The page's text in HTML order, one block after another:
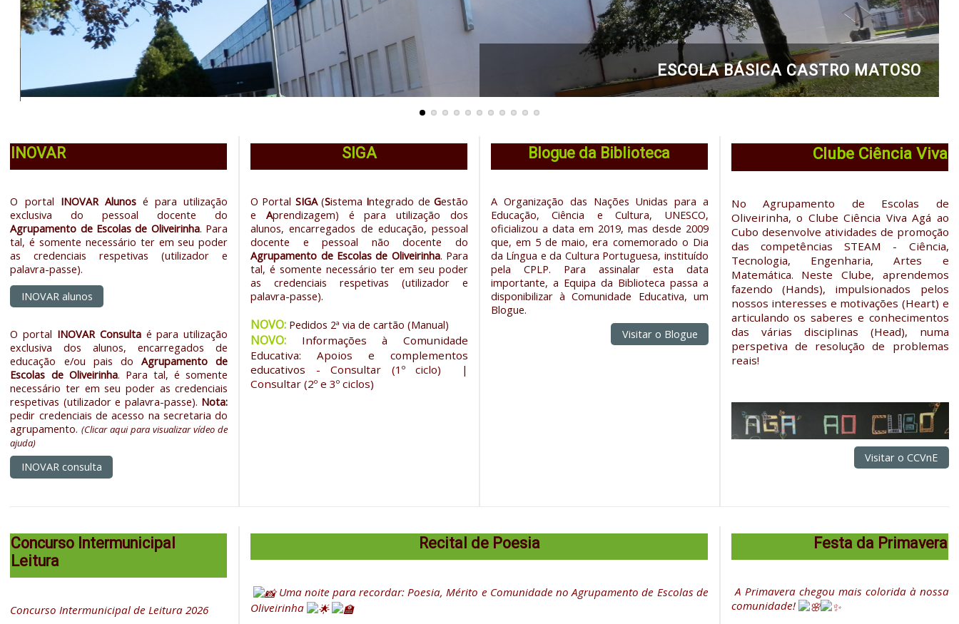
ESCOLA BÁSICA DA COSTA DO VALADO
INOVAR
O portal INOVAR Alunosé para utilização
exclusiva do pessoal docente do
Agrupamento de Escolas de Oliveirinha. Para
tal, é somente necessário ter em seu poder
as credenciais respetivas (utilizador e
palavra-passe).
INOVAR alunos
O portal INOVAR Consultaé para utilização
exclusiva dos alunos, encarregados de
educação e/ou pais doAgrupamento de
Escolas de Oliveirinha. Para tal, é somente
necessário ter em seu poder as credenciais
respetivas (utilizador e palavra-passe). Nota:
pedir credenciais de acesso na secretaria do
agrupamento.(Clicar aqui para visualizar vídeo de
ajuda)
INOVAR consulta
SIGA
O Portal SIGA(Sistema Integrado de Gestão
e Aprendizagem) é para utilização dos
alunos, encarregados de educação, pessoal
docente e pessoal não docente do
Agrupamento de Escolas de Oliveirinha. Para
tal, é somente necessário ter em seu poder
as credenciais respetivas (utilizador e
palavra-passe).
NOVO: Pedidos 2ª via de cartão (Manual)
NOVO:
Informações à Comunidade
Educativa: Apoios e complementos
educativos -Consultar (1º ciclo) |
Consultar (2º e 3º ciclos)
Blogue da Biblioteca
A Organização das Nações Unidas para a
Educação, Ciência e Cultura, UNESCO,
oficializou a data em 2019, mas desde 2009
que, em 5 de maio, era comemorado o Dia
da Língua e da Cultura Portuguesa, instituído
pela CPLP. Para assinalar esta data
importante, a Equipa da Biblioteca passa a
disponibilizar à Comunidade Educativa, um
Blogue.
Visitar o Blogue
Clube Ciência Viva
No Agrupamento de Escolas de
Oliveirinha, o Clube Ciência Viva Agá ao
Cubo desenvolve atividades de promoção
das competências STEAM - Ciência,
Tecnologia, Engenharia, Artes e
Matemática. Neste Clube, aprendemos
fazendo (Hands), impulsionados pelos
nossos interesses e motivações (Heart) e
articulando os saberes e conhecimentos
das várias disciplinas (Head), numa
perspetiva de resolução de problemas
reais!
Visitar o CCVnE
Concurso Intermunicipal
Leitura
Concurso Intermunicipal de Leitura 2026
Recital de Poesia
Uma noite para recordar: Poesia, Mérito e Comunidade no Agrupamento de Escolas de
Oliveirinha
Festa da Primavera
A Primavera chegou mais colorida à nossa
comunidade!